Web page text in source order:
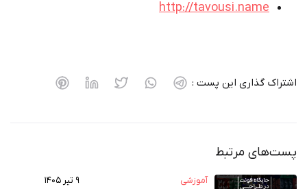
http://tavousi.name
اشتراک گذاری این پست :
پست‌های مرتبط
آموزشی ۹ تیر ۱۴۰۵